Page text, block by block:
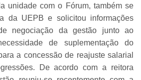
unidade com o Fórum, também se
da UEPB e solicitou informações
negociação da gestão junto ao
de suplementação do
a concessão de reajuste salarial
De acordo com a reitora